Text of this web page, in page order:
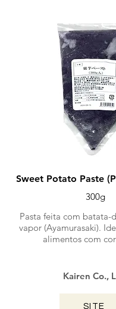
Sweet Potato Paste
300g
Pasta feita com batata-
vapor (Ayamurasaki).
alimentos com
Kairen Co.,
SITE